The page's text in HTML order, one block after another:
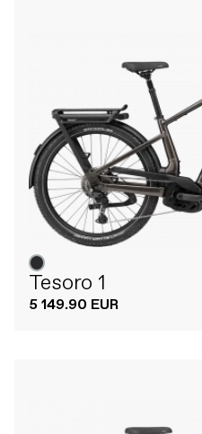
Tesoro 1
5 149.90 EUR